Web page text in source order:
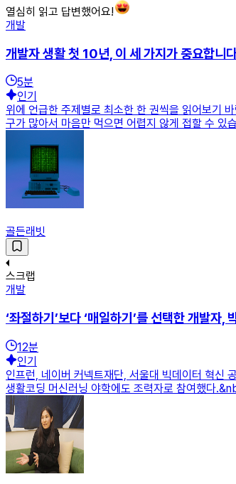
열심히 읽고 답변했어요!
개발
개발자 생활 첫 10년, 이 세 가지가 중요합니
5분
인기
위에 언급한 주제별로 최소한 한 권씩을 읽어보기
구가 많아서 마음만 먹으면 어렵지 않게 접할 수 있
골든래빗
스크랩
개발
‘좌절하기’보다 ‘매일하기’를 선택한 개발자,
12분
인기
인프런, 네이버 커넥트재단, 서울대 빅데이터 혁신
생활코딩 머신러닝 야학에도 조력자로 참여했다